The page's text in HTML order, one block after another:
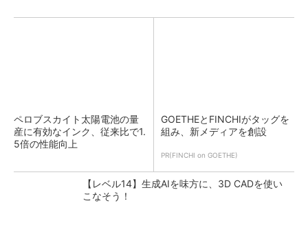
ペロブスカイト太陽電池の量
産に有効なインク、従来比で1.
5倍の性能向上
GOETHEとFINCHIがタッグを
組み、新メディアを創設
PR(FINCHI on GOETHE)
【レベル14】生成AIを味方に、3D CADを使い
こなそう！